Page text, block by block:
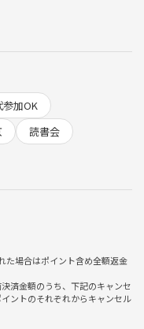
て構いません。
参加OK
読書会
た場合はポイント含め全額返金
済金額のうち、下記のキャンセ
ントのそれぞれからキャンセル